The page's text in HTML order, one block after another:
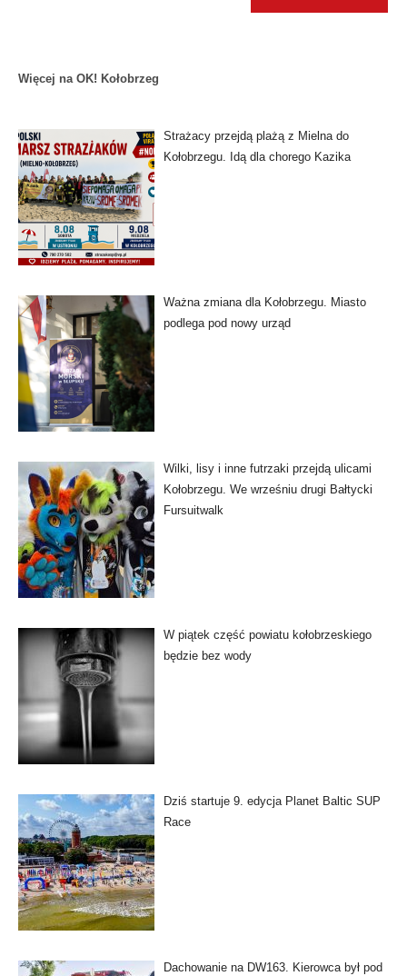
Więcej na OK! Kołobrzeg
Strażacy przejdą plażą z Mielna do
Kołobrzegu. Idą dla chorego Kazika
Ważna zmiana dla Kołobrzegu. Miasto
podlega pod nowy urząd
Wilki, lisy i inne futrzaki przejdą ulicami
Kołobrzegu. We wrześniu drugi Bałtycki
Fursuitwalk
W piątek część powiatu kołobrzeskiego
będzie bez wody
Dziś startuje 9. edycja Planet Baltic SUP
Race
Dachowanie na DW163. Kierowca był pod